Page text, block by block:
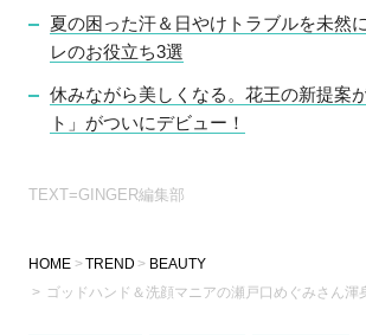
夏の困った汗＆日やけトラブルを未然
レのお役立ち3選
休みながら美しくなる。花王の新提案
ト」がついにデビュー！
TEXT=GINGER編集部
HOME TREND
BEAUTY
ゴッドハンド＆洗顔マニアの瀬戸口めぐみさん渾